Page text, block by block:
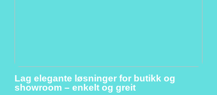
Lag elegante løsninger for butikk og
showroom – enkelt og greit